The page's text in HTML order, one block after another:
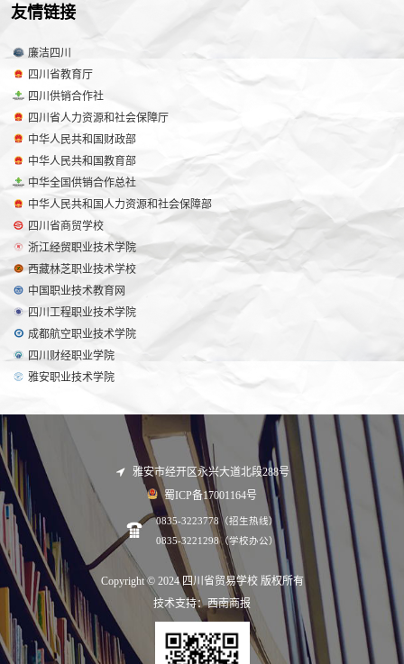
友情链接
廉洁四川
四川省教育厅
四川供销合作社
四川省人力资源和社会保障厅
中华人民共和国财政部
中华人民共和国教育部
中华全国供销合作总社
中华人民共和国人力资源和社会保障部
四川省商贸学校
浙江经贸职业技术学院
西藏林芝职业技术学校
中国职业技术教育网
四川工程职业技术学院
成都航空职业技术学院
四川财经职业学院
雅安职业技术学院
雅安市经开区永兴大道北段288号
蜀ICP备17001164号
0835-3223778（招生热线）
0835-3221298（学校办公）
Copyright © 2024 四川省贸易学校 版权所有
技术支持：西南商报